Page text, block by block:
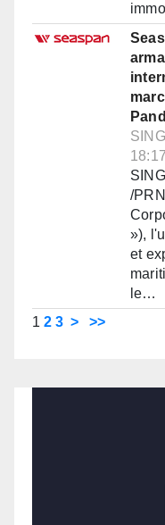
18:17
/
»),
et
le…
1 2 3 > >>